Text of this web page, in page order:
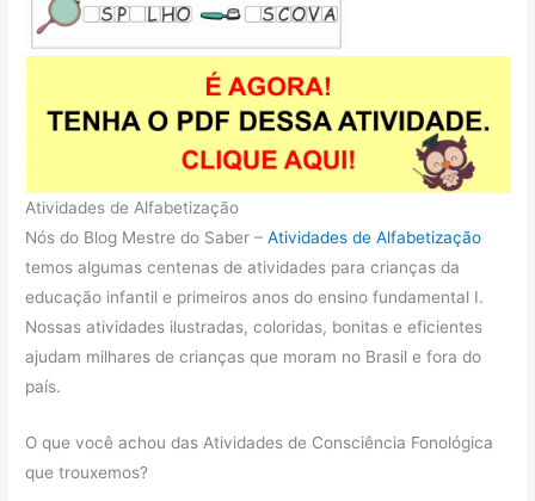
Atividades de Alfabetização
Nós do Blog Mestre do Saber –Atividades de Alfabetização
temos algumas centenas de atividades para crianças da
educação infantil e primeiros anos do ensino fundamental I.
Nossas atividades ilustradas, coloridas, bonitas e eficientes
ajudam milhares de crianças que moram no Brasil e fora do
país.
O que você achou das Atividades de Consciência Fonológica
que trouxemos?